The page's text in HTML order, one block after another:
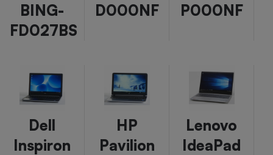
BING-
FD027BS
D000NF
P000NF
Dell
Inspiron
HP
Pavilion
Lenovo
IdeaPad
Plaque de cuisson à
induction
Radiateur électrique
Climatiseur -
Ventilateur